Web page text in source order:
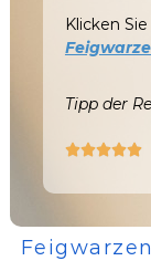
Klicken Sie
Tipp der
